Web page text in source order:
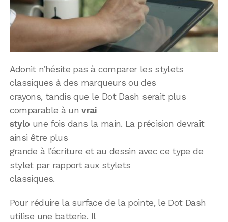
Adonit n’hésite pas à comparer les stylets
classiques à des marqueurs ou des
crayons, tandis que le Dot Dash serait plus
comparable à unvrai
stylo une fois dans la main. La précision devrait
ainsi être plus
grande à l’écriture et au dessin avec ce type de
stylet par rapport aux stylets
classiques.
Pour réduire la surface de la pointe, le Dot Dash
utilise une batterie. Il